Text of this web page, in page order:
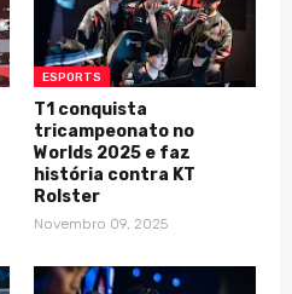
ESPORTS
T1 conquista
tricampeonato no
Worlds 2025 e faz
história contra KT
Rolster
Novembro 09, 2025